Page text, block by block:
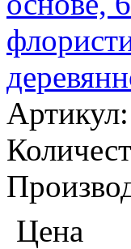
Артикул:
Цена